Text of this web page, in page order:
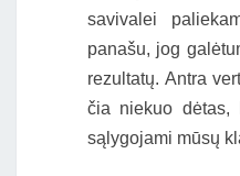
savivalei
panašu, jog
rezultatų. Antra
čia niekuo dėtas,
sąlygojami mūsų